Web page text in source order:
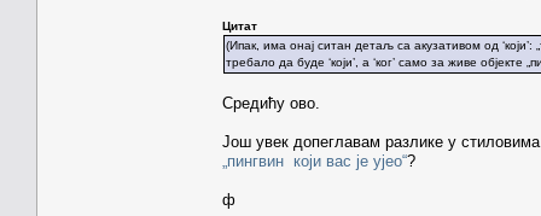
Цитат
(Ипак, има онај ситан детаљ са акузативом од ‘који’:
требало да буде ‘који’, а ‘ког’ само за живе објекте
Средићу ово.
Још увек допеглавам разлике у
„пингвин који вас је ујео“?
ф